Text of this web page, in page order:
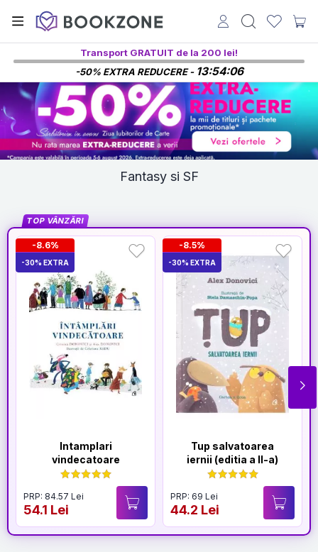
Transport GRATUIT de la 200 lei!
-50% EXTRA REDUCERE - 13:54:05
Fantasy si SF
TOP VÂNZĂRI
-8.6%
-30% EXTRA
Intamplari
vindecatoare
PRP: 84.57 Lei
54.1 Lei
-8.5%
-30% EXTRA
Tup salvatoarea
iernii (editia a II-a)
PRP: 69 Lei
44.2 Lei